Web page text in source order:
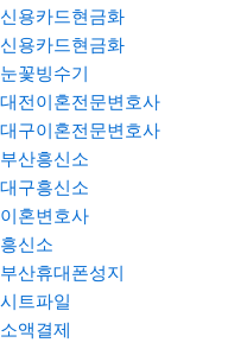
신용카드현금화
신용카드현금화
눈꽃빙수기
대전이혼전문변호사
대구이혼전문변호사
부산흥신소
대구흥신소
이혼변호사
흥신소
부산휴대폰성지
시트파일
소액결제